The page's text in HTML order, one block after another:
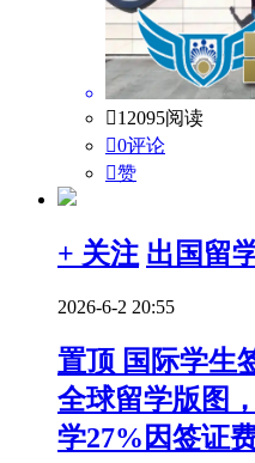
12095阅读
0评论
赞
+ 关注 出国留
2026-6-2 20:55
置顶 国际学生
全球留学版图
学27%因签证